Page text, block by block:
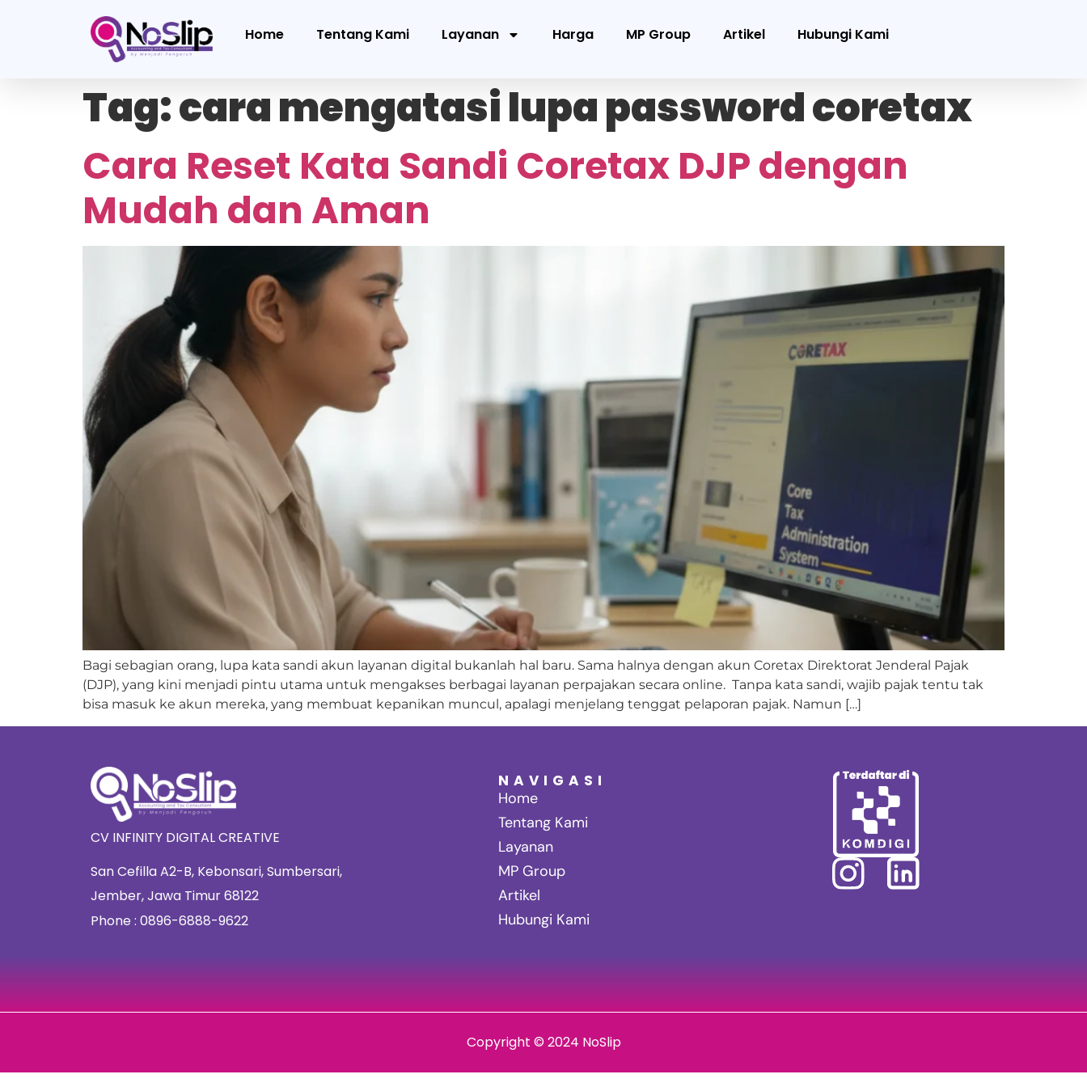
Home Tentang Kami Layanan Harga MP Group Artikel Hubungi Kami
Tag:cara mengatasi lupa password coretax
Cara Reset Kata Sandi Coretax DJP dengan
Mudah dan Aman
Bagi sebagian orang, lupa kata sandi akun layanan digital bukanlah hal baru. Sama halnya dengan akun Coretax Direktorat Jenderal Pajak
(DJP), yang kini menjadi pintu utama untuk mengakses berbagai layanan perpajakan secara online. Tanpa kata sandi, wajib pajak tentu tak
bisa masuk ke akun mereka, yang membuat kepanikan muncul, apalagi menjelang tenggat pelaporan pajak. Namun […]
CV INFINITY DIGITAL CREATIVE
San Cefilla A2-B, Kebonsari, Sumbersari,
Jember, Jawa Timur 68122
Phone : 0896-6888-9622
NAVIGASI
Home
Tentang Kami
Layanan
MP Group
Artikel
Hubungi Kami
Copyright © 2024 NoSlip